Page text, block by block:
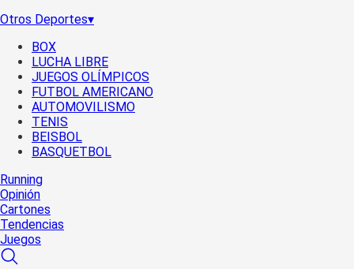
Otros Deportes▾
BOX
LUCHA LIBRE
JUEGOS OLÍMPICOS
FUTBOL AMERICANO
AUTOMOVILISMO
TENIS
BEISBOL
BASQUETBOL
Running
Opinión
Cartones
Tendencias
Juegos